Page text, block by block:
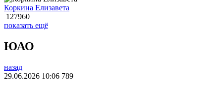
Коркина Елизавета
127960
показать ещё
ЮАО
назад
29.06.2026 10:06 789